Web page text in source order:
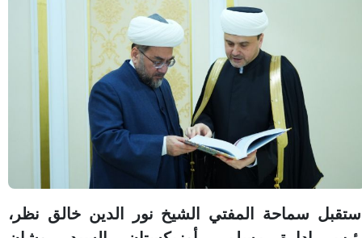
سماحة المفتي الشيخ نور الدين خالق نظر،